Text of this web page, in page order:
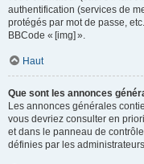
authentification (services de
protégés par mot de passe,
BBCode « [img] ».
Haut
Que sont les annonces
Les annonces générales
vous devriez consulter en
et dans le panneau de
définies par les